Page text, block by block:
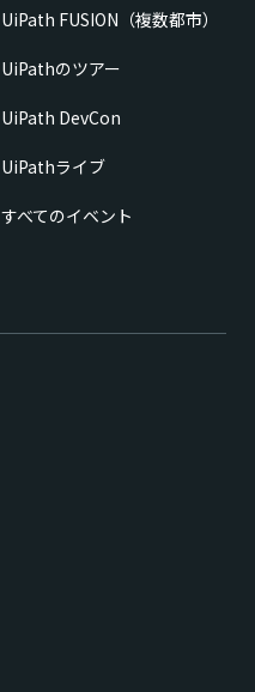
UiPath FUSION（複数都市）
UiPathのツアー
UiPath DevCon
UiPathライブ
すべてのイベント